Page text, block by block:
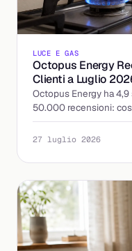
LUCE E GAS
Octopus Energy
Clienti a Luglio
Octopus Energy ha
50.000 recensioni:
come leggere le
27 luglio 2026